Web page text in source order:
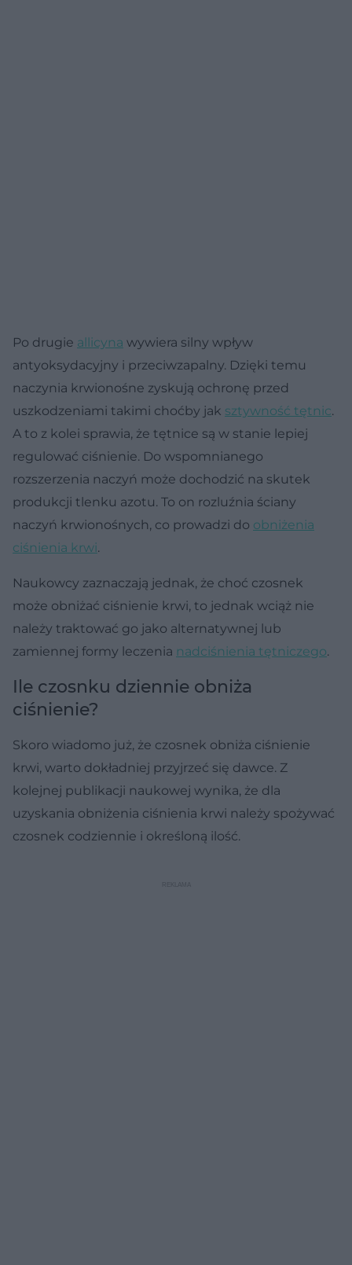
Po drugie allicyna wywiera silny wpływ
antyoksydacyjny i przeciwzapalny. Dzięki temu
naczynia krwionośne zyskują ochronę przed
uszkodzeniami takimi choćby jak sztywność tętnic.
A to z kolei sprawia, że tętnice są w stanie lepiej
regulować ciśnienie. Do wspomnianego
rozszerzenia naczyń może dochodzić na skutek
produkcji tlenku azotu. To on rozluźnia ściany
naczyń krwionośnych, co prowadzi do obniżenia
ciśnienia krwi.
Naukowcy zaznaczają jednak, że choć czosnek
może obniżać ciśnienie krwi, to jednak wciąż nie
należy traktować go jako alternatywnej lub
zamiennej formy leczenia nadciśnienia tętniczego.
Ile czosnku dziennie obniża
ciśnienie?
Skoro wiadomo już, że czosnek obniża ciśnienie
krwi, warto dokładniej przyjrzeć się dawce. Z
kolejnej publikacji naukowej wynika, że dla
uzyskania obniżenia ciśnienia krwi należy spożywać
czosnek codziennie i określoną ilość.